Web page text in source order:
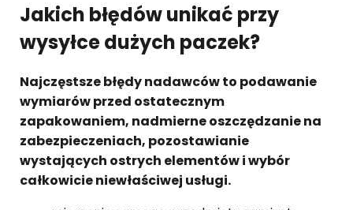
Jakich błędów unikać przy
wysyłce dużych paczek?
Najczęstsze błędy nadawców to podawanie
wymiarów przed ostatecznym
zapakowaniem, nadmierne oszczędzanie na
zabezpieczeniach, pozostawianie
wystających ostrych elementów i wybór
całkowicie niewłaściwej usługi.